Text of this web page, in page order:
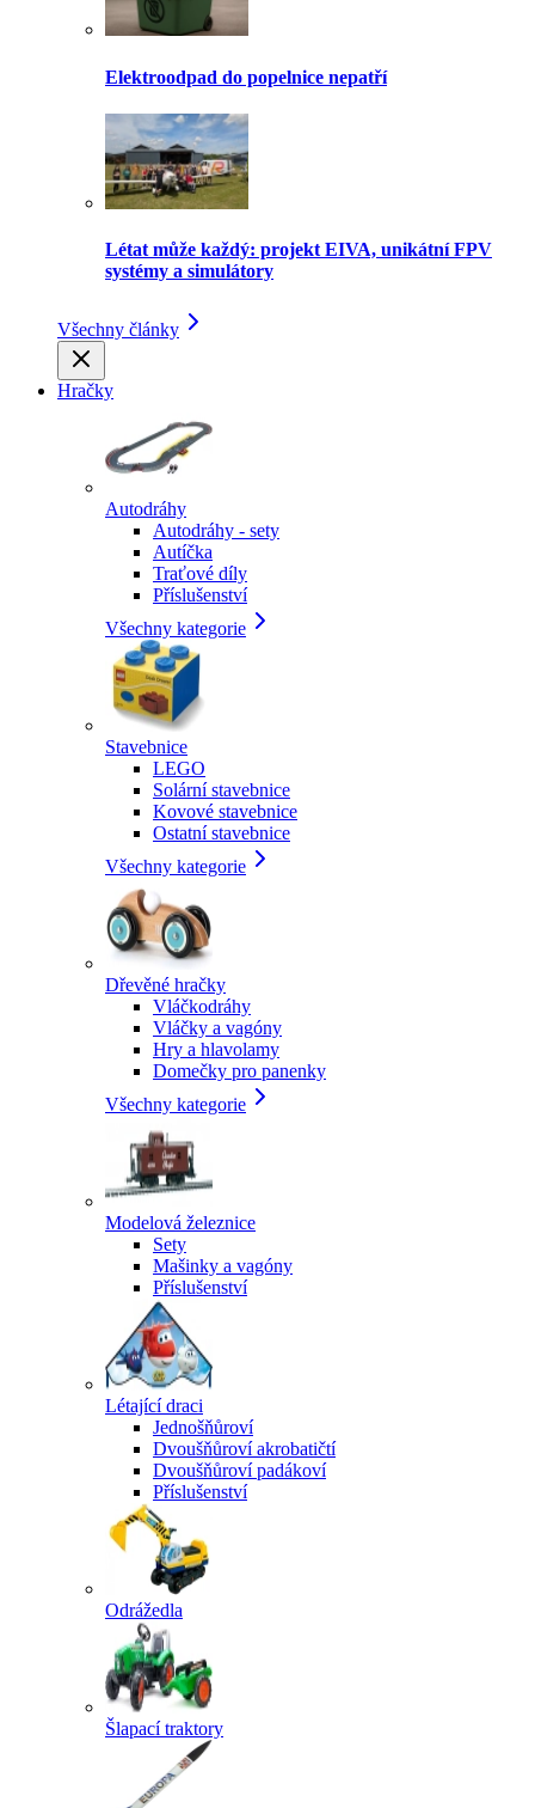
Elektroodpad do popelnice nepatří
Létat může každý: projekt EIVA, unikátní FPV
systémy a simulátory
Všechny články
Hračky
Autodráhy
Autodráhy - sety
Autíčka
Traťové díly
Příslušenství
Všechny kategorie
Stavebnice
LEGO
Solární stavebnice
Kovové stavebnice
Ostatní stavebnice
Všechny kategorie
Dřevěné hračky
Vláčkodráhy
Vláčky a vagóny
Hry a hlavolamy
Domečky pro panenky
Všechny kategorie
Modelová železnice
Sety
Mašinky a vagóny
Příslušenství
Létající draci
Jednošňůroví
Dvoušňůroví akrobatičtí
Dvoušňůroví padákoví
Příslušenství
Odrážedla
Šlapací traktory